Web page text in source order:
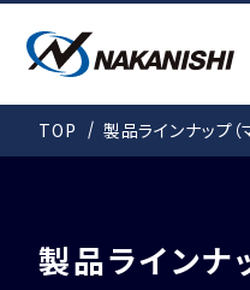
TOP 製品ラインナップ（
製品ラインナ